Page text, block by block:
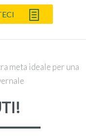
meta ideale per una